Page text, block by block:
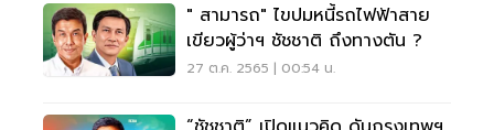
" สามารถ" ไขปมหนี้รถไฟฟ้าสาย
เขียวผู้ว่าฯ ชัชชาติ ถึงทางตัน ?
27 ต.ค. 2565 | 00:54 น.